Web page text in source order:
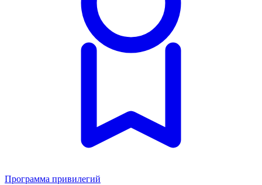
Программа привилегий